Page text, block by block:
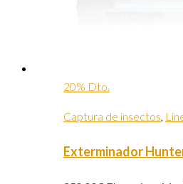
20% Dto.
Captura de insectos,
Exterminador